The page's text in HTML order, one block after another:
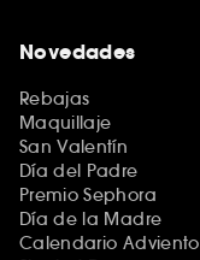
Novedades
Rebajas
Maquillaje
San Valentín
Día del Padre
Premio Sephora
Día de la Madre
Calendario Adviento